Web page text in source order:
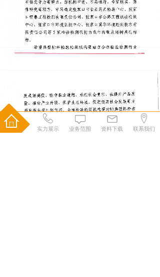
实力展示 业务范围 资料下载 联系我们